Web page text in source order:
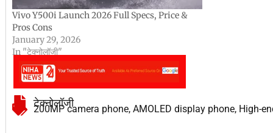
Vivo Y500i Launch 2026 Full Specs, Price &
Pros Cons
January 29, 2026
In "टेक्नोलॉजी"
टेक्नोलॉजी
200MP camera phone, AMOLED display phone, High-